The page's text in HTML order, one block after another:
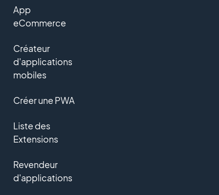
App
eCommerce
Créateur
d'applications
mobiles
Créer une PWA
Liste des
Extensions
Revendeur
d'applications